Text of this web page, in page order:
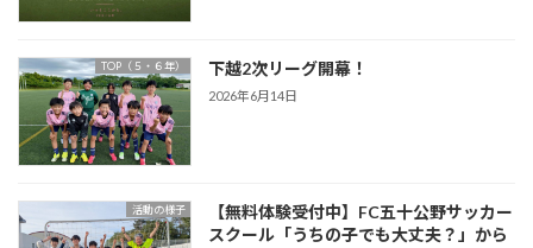
TOP（５・６年） 下越2次リーグ開幕！
2026年6月14日
活動の様子
【無料体験受付中】FC五十公野サッカー
スクール「うちの子でも大丈夫？」から